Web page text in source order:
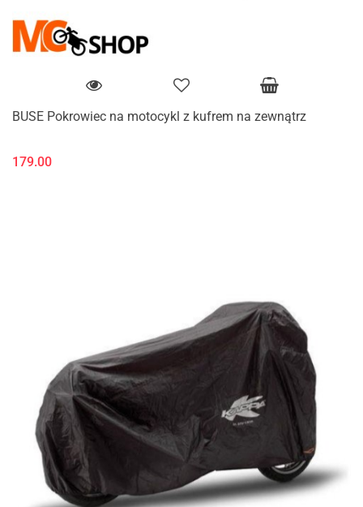
BUSE Pokrowiec na motocykl z kufrem na zewnątrz
179.00